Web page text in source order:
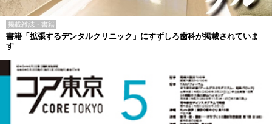
掲載雑誌・書籍
書籍「拡張するデンタルクリニック」にすずしろ歯科が掲載されていま
す